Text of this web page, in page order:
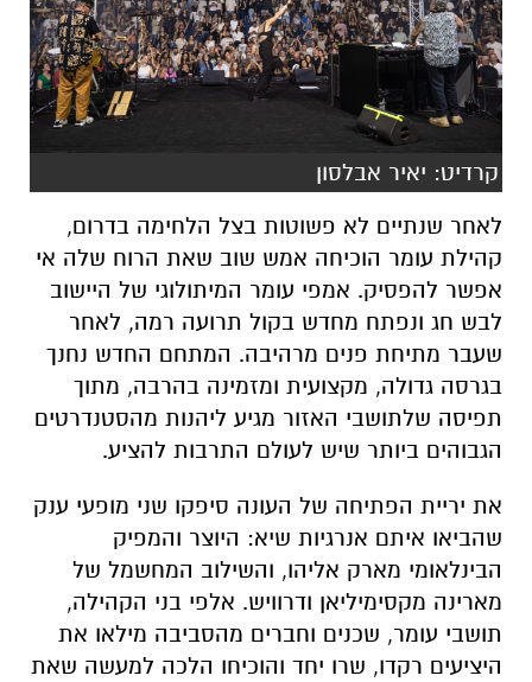
קרדיט: יאיר אבלסון
לאחר שנתיים לא פשוטות בצל הלחימה בדרום,
קהילת עומר הוכיחה אמש שוב שאת הרוח שלה אי
אפשר להפסיק. אמפי עומר המיתולוגי של היישוב
שעבר מתיחת פנים מרהיבה. המתחם החדש נחנך
בגרסה גדולה, מקצועית ומזמינה בהרבה, מתוך
תפיסה שלתושבי האזור מגיע ליהנות מהסטנדרטים
הגבוהים ביותר שיש לעולם התרבות להציע.
את יריית הפתיחה של העונה סיפקו שני מופעי ענק
שהביאו איתם אנרגיות שיא: היוצר והמפיק
הבינלאומי מארק אליהו, והשילוב המחשמל של
תושבי עומר, שכנים וחברים מהסביבה מילאו את
היציעים רקדו, שרו יחד והוכיחו הלכה למעשה שאת
המנגינה הזו – פשוט אי אפשר להפסיק.
במועצה המקומית עומר מדגישים כי במטרה
להעניק לקהילה את חוויית הבילוי המושלמת,